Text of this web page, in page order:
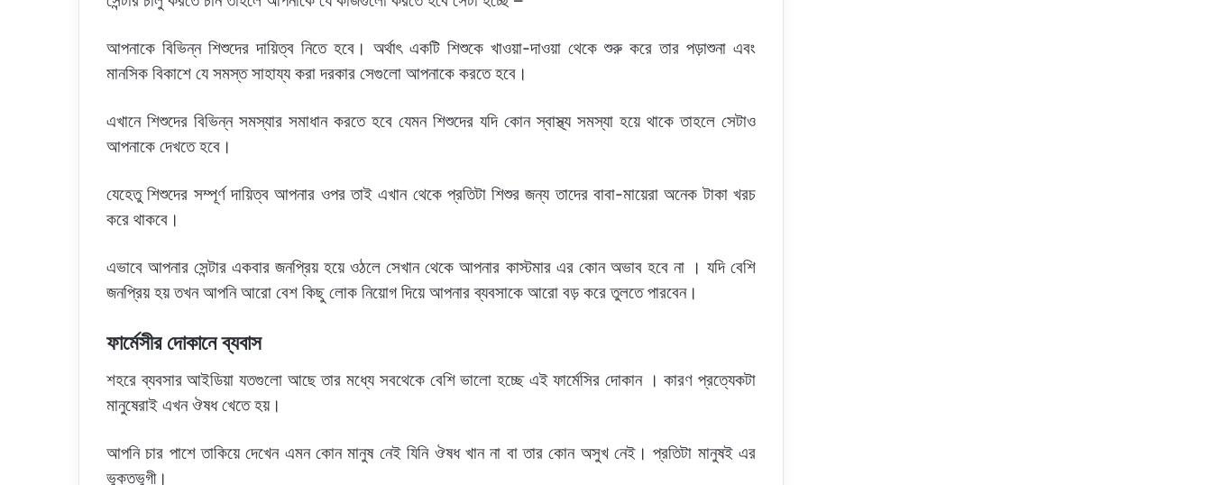
আপনাকে বিভিন্ন শিশুদের দায়িত্ব নিতে হবে। অর্থাৎ একটি শিশুকে খাওয়া-দাওয়া থেকে শুরু করে তার পড়াশুনা এবং
মানসিক বিকাশে যে সমস্ত সাহায্য করা দরকার সেগুলো আপনাকে করতে হবে।
এখানে শিশুদের বিভিন্ন সমস্যার সমাধান করতে হবে যেমন শিশুদের যদি কোন স্বাস্থ্য সমস্যা হয়ে থাকে তাহলে সেটাও
আপনাকে দেখতে হবে।
যেহেতু শিশুদের সম্পূর্ণ দায়িত্ব আপনার ওপর তাই এখান থেকে প্রতিটা শিশুর জন্য তাদের বাবা-মায়েরা অনেক টাকা খরচ
করে থাকবে।
এভাবে আপনার সেন্টার একবার জনপ্রিয় হয়ে ওঠলে সেখান থেকে আপনার কাস্টমার এর কোন অভাব হবে না । যদি বেশি
জনপ্রিয় হয় তখন আপনি আরো বেশ কিছু লোক নিয়োগ দিয়ে আপনার ব্যবসাকে আরো বড় করে তুলতে পারবেন।
ফার্মেসীর দোকানে ব্যবাস
শহরে ব্যবসার আইডিয়া যতগুলো আছে তার মধ্যে সবথেকে বেশি ভালো হচ্ছে এই ফার্মেসির দোকান । কারণ প্রত্যেকটা
মানুষেরাই এখন ঔষধ খেতে হয়।
আপনি চার পাশে তাকিয়ে দেখেন এমন কোন মানুষ নেই যিনি ঔষধ খান না বা তার কোন অসুখ নেই। প্রতিটা মানুষই এর
ভুক্তভুগী।